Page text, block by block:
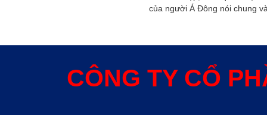
của người Á Đông nói chung
xây dụng nhà ở hoặc bất kỳ
thủy trong ngôi nhà thường
được quyết định bởi các nhân
CÔNG TY CỔ